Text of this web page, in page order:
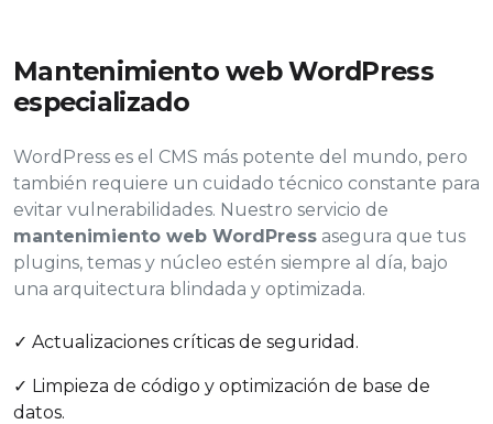
Mantenimiento web WordPress
especializado
WordPress es el CMS más potente del mundo, pero
también requiere un cuidado técnico constante para
evitar vulnerabilidades. Nuestro servicio de
mantenimiento web WordPress asegura que tus
plugins, temas y núcleo estén siempre al día, bajo
una arquitectura blindada y optimizada.
✓ Actualizaciones críticas de seguridad.
✓ Limpieza de código y optimización de base de
datos.